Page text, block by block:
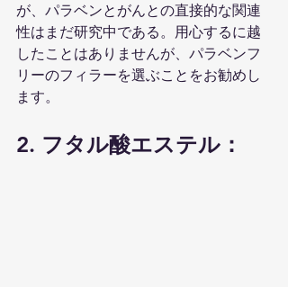
が、パラベンとがんとの直接的な関連
性はまだ研究中である。用心するに越
したことはありませんが、パラベンフ
リーのフィラーを選ぶことをお勧めし
ます。
2. フタル酸エステル：